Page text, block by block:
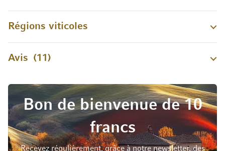
Régions viticoles
Avis 11
Bon de bienvenue de 10
francs
Recevez régulièrement, grâce à notre newsletter, des